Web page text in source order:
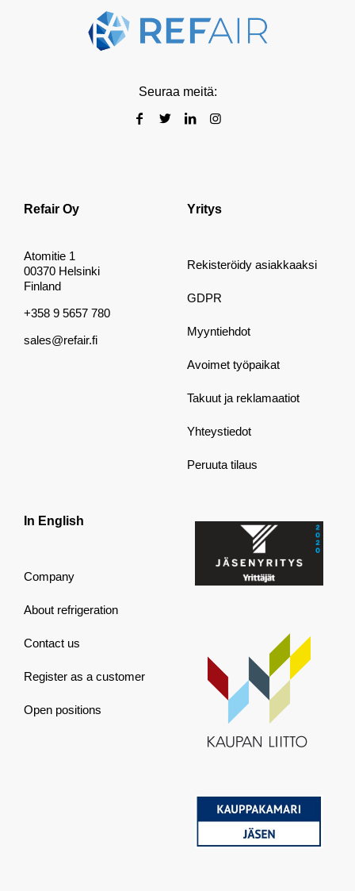
Seuraa meitä:
Refair Oy
Atomitie 1
00370 Helsinki
Finland
+358 9 5657 780
sales@refair.fi
Yritys
Rekisteröidy asiakkaaksi
GDPR
Myyntiehdot
Avoimet työpaikat
Takuut ja reklamaatiot
Yhteystiedot
Peruuta tilaus
In English
Company
About refrigeration
Contact us
Register as a customer
Open positions